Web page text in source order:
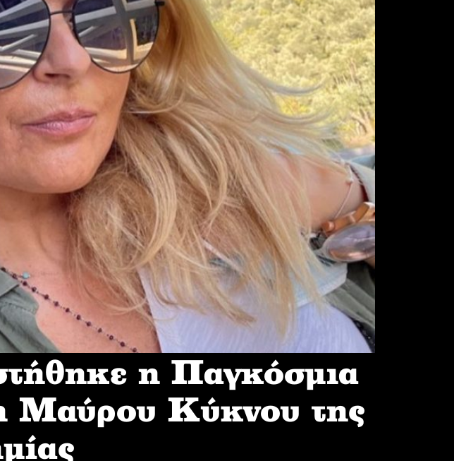
η Παγκόσμια
Mαύρου Κύκνου της